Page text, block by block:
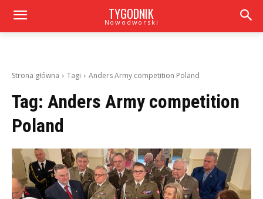
TYGODNIK
Nowodworski
Strona główna Tagi Anders Army competition Poland
Tag: Anders Army competition
Poland